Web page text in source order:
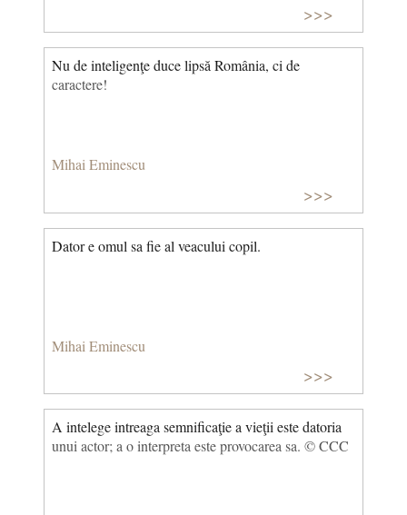
>>>
Nu de inteligenţe duce lipsă România, ci de
caractere!
Mihai Eminescu
>>>
Dator e omul sa fie al veacului copil.
Mihai Eminescu
>>>
A intelege intreaga semnificaţie a vieţii este datoria
unui actor; a o interpreta este provocarea sa. © CCC